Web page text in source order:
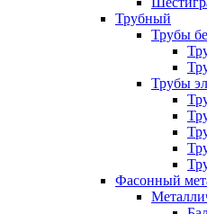
Трубный
Трубы
Трубы
Фасонный